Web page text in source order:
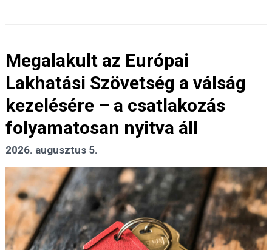
Megalakult az Európai
Lakhatási Szövetség a válság
kezelésére – a csatlakozás
folyamatosan nyitva áll
2026. augusztus 5.